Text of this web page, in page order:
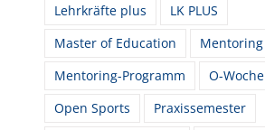
Lehrkräfte plus
LK PLUS
Master of Education
Mentoring
Mentoring-Programm
O-Woche
Open Sports
Praxissemester